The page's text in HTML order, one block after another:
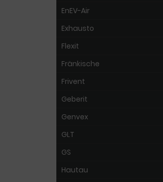
EnEV-Air
Exhausto
Flexit
Fränkische
Frivent
Geberit
Genvex
GLT
GS
Hautau